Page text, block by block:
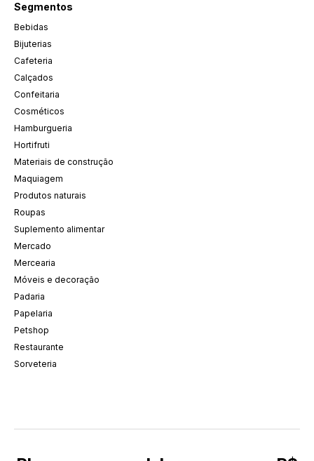
Segmentos
Bebidas
Bijuterias
Cafeteria
Calçados
Confeitaria
Cosméticos
Hamburgueria
Hortifruti
Materiais de construção
Maquiagem
Produtos naturais
Roupas
Suplemento alimentar
Mercado
Mercearia
Móveis e decoração
Padaria
Papelaria
Petshop
Restaurante
Sorveteria